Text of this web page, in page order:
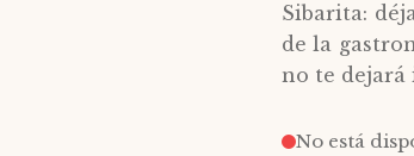
Sibarita:
de la
no te
No está